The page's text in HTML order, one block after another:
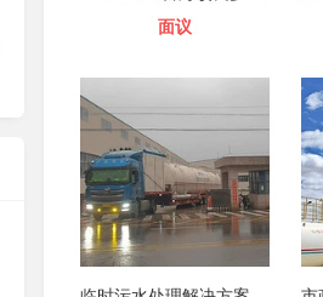
面议